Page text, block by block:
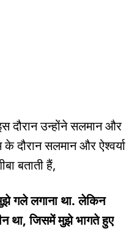
दौरान उन्होंने सलमान और
के दौरान सलमान और ऐश्वर्या
बताती हैं,
गले लगाना था. लेकिन
था, जिसमें मुझे भागते हुए